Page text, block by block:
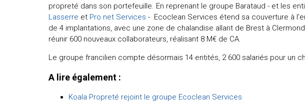
propreté dans son portefeuille. En reprenant le groupe Barataud - et les
Lasserre et Pro.net Services - Ecoclean Services étend sa couverture à
de 4 implantations, avec une zone de chalandise allant de Brest à
réunir 600 nouveaux collaborateurs, réalisant 8 M€ de CA.
Le groupe francilien compte désormais 14 entités, 2 600 salariés pour un
A lire également :
Koala Propreté rejoint le groupe Ecoclean Services